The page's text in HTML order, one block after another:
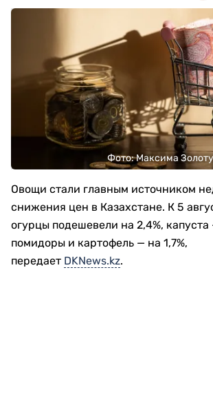
Фото: Максима
Овощи стали главным источником
снижения цен в Казахстане. К 5
огурцы подешевели на 2,4%, капуста
помидоры и картофель — на 1,7%,
передает DKNews.kz.